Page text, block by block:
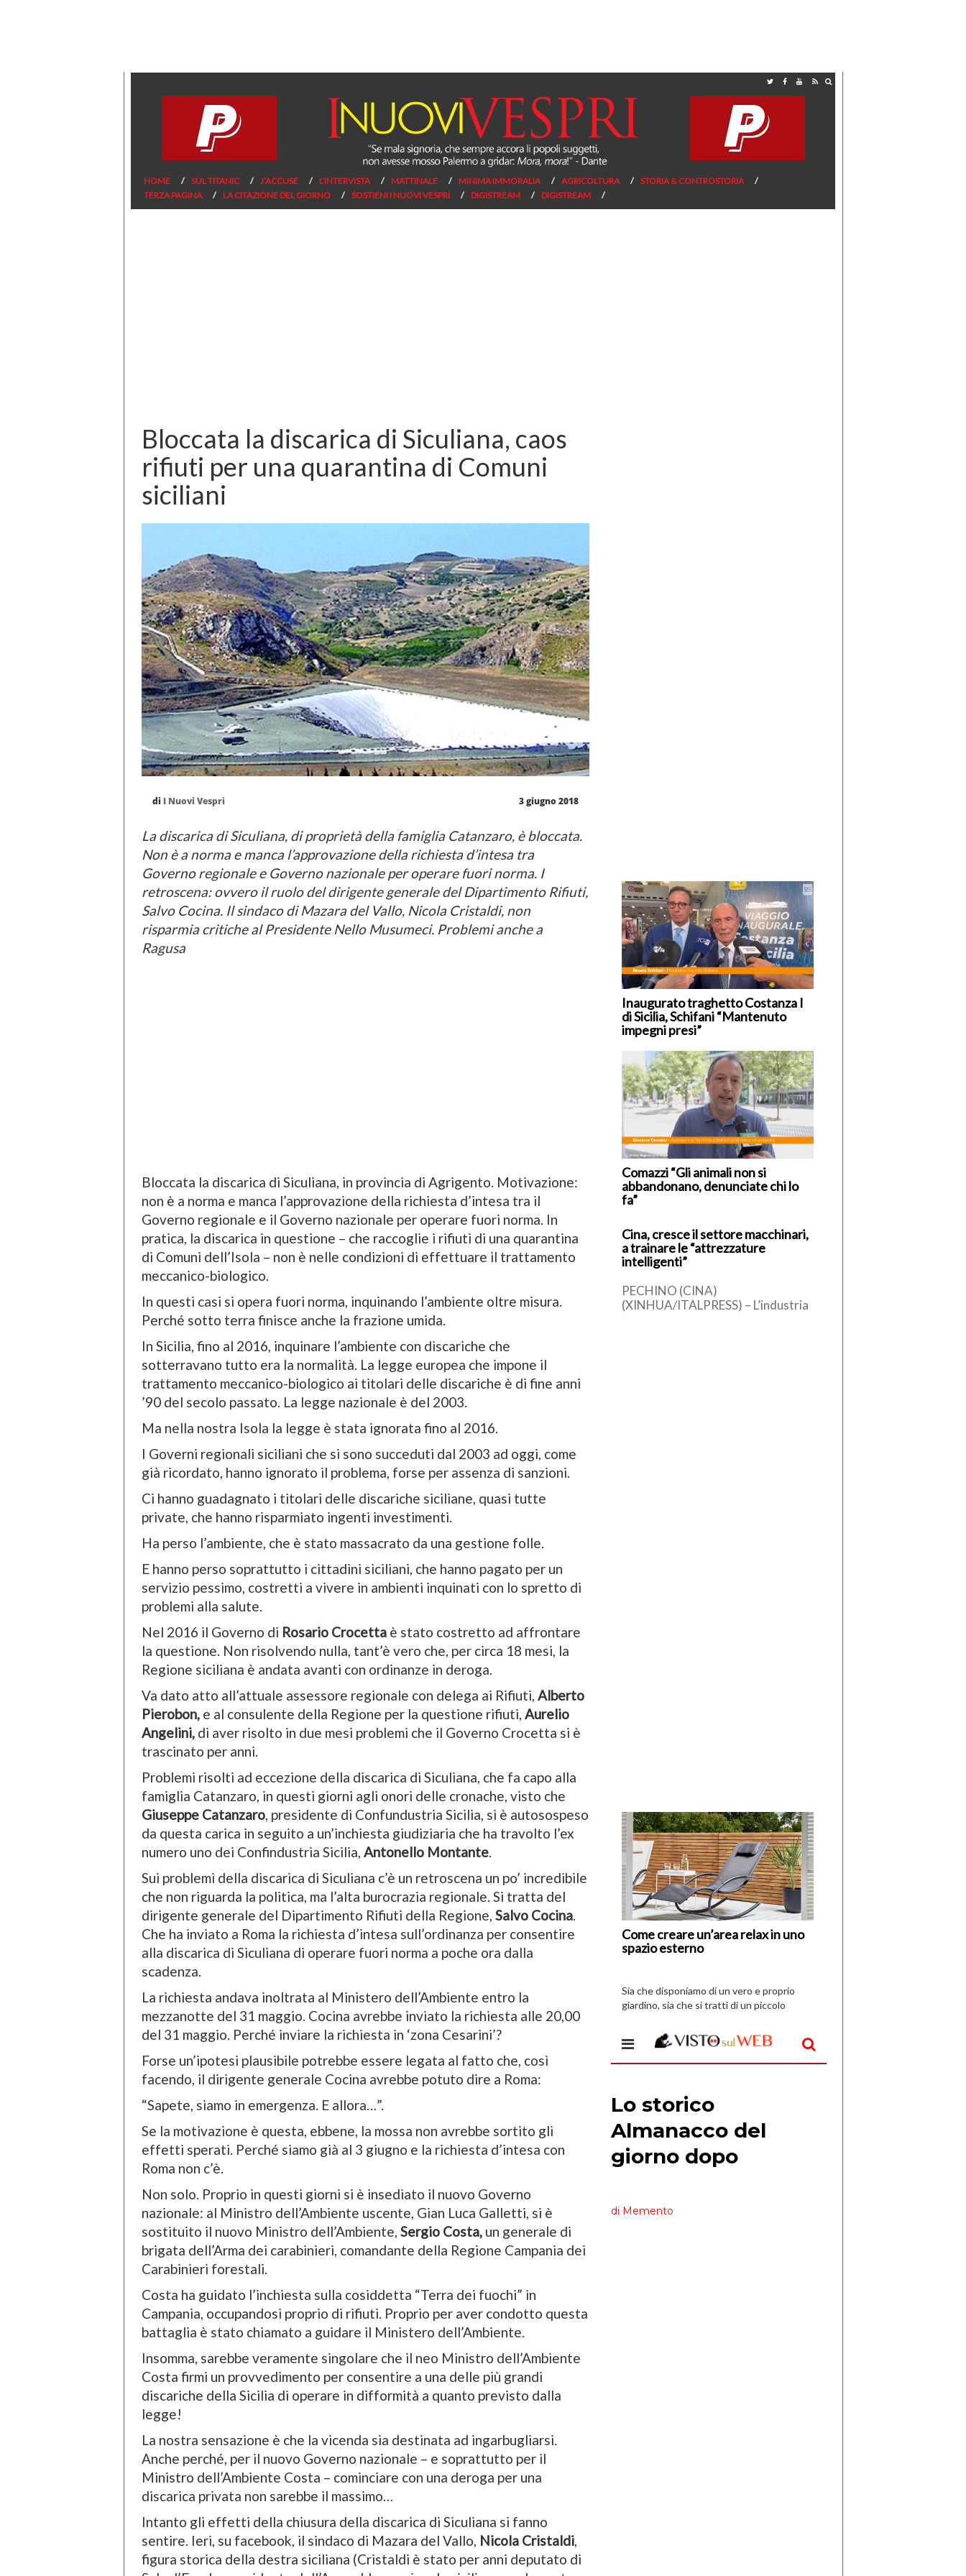
HOME SUL TITANIC J’ACCUSE L’INTERVISTA MATTINALE MINIMA IMMORALIA AGRICOLTURA
STORIA & CONTROSTORIA
TERZA PAGINA
LA CITAZIONE DEL GIORNO SOSTIENI I NUOVI VESPRI DIGISTREAM DIGISTREAM
Bloccata la discarica di Siculiana, caos
rifiuti per una quarantina di Comuni
siciliani
di I Nuovi Vespri 3 giugno 2018
La discarica di Siculiana, di proprietà della famiglia Catanzaro, è bloccata.
Non è a norma e manca l’approvazione della richiesta d’intesa tra
Governo regionale e Governo nazionale per operare fuori norma. I
retroscena: ovvero il ruolo del dirigente generale del Dipartimento Rifiuti,
Salvo Cocina. Il sindaco di Mazara del Vallo, Nicola Cristaldi, non
risparmia critiche al Presidente Nello Musumeci. Problemi anche a
Ragusa
Bloccata la discarica di Siculiana, in provincia di Agrigento. Motivazione:
non è a norma e manca l’approvazione della richiesta d’intesa tra il
Governo regionale e il Governo nazionale per operare fuori norma. In
pratica, la discarica in questione – che raccoglie i rifiuti di una quarantina
di Comuni dell’Isola – non è nelle condizioni di effettuare il trattamento
meccanico-biologico.
In questi casi si opera fuori norma, inquinando l’ambiente oltre misura.
Perché sotto terra finisce anche la frazione umida.
In Sicilia, fino al 2016, inquinare l’ambiente con discariche che
sotterravano tutto era la normalità. La legge europea che impone il
trattamento meccanico-biologico ai titolari delle discariche è di fine anni
’90 del secolo passato. La legge nazionale è del 2003.
Ma nella nostra Isola la legge è stata ignorata fino al 2016.
I Governi regionali siciliani che si sono succeduti dal 2003 ad oggi, come
già ricordato, hanno ignorato il problema, forse per assenza di sanzioni.
Ci hanno guadagnato i titolari delle discariche siciliane, quasi tutte
private, che hanno risparmiato ingenti investimenti.
Ha perso l’ambiente, che è stato massacrato da una gestione folle.
E hanno perso soprattutto i cittadini siciliani, che hanno pagato per un
servizio pessimo, costretti a vivere in ambienti inquinati con lo spretto di
problemi alla salute.
Nel 2016 il Governo di Rosario Crocetta è stato costretto ad affrontare
la questione. Non risolvendo nulla, tant’è vero che, per circa 18 mesi, la
Regione siciliana è andata avanti con ordinanze in deroga.
Va dato atto all’attuale assessore regionale con delega ai Rifiuti, Alberto
Pierobon, e al consulente della Regione per la questione rifiuti, Aurelio
Angelini, di aver risolto in due mesi problemi che il Governo Crocetta si è
trascinato per anni.
Problemi risolti ad eccezione della discarica di Siculiana, che fa capo alla
famiglia Catanzaro, in questi giorni agli onori delle cronache, visto che
Giuseppe Catanzaro, presidente di Confundustria Sicilia, si è autosospeso
da questa carica in seguito a un’inchiesta giudiziaria che ha travolto l’ex
numero uno dei Confindustria Sicilia, Antonello Montante.
Sui problemi della discarica di Siculiana c’è un retroscena un po’ incredibile
che non riguarda la politica, ma l’alta burocrazia regionale. Si tratta del
dirigente generale del Dipartimento Rifiuti della Regione, Salvo Cocina.
Che ha inviato a Roma la richiesta d’intesa sull’ordinanza per consentire
alla discarica di Siculiana di operare fuori norma a poche ora dalla
scadenza.
La richiesta andava inoltrata al Ministero dell’Ambiente entro la
mezzanotte del 31 maggio. Cocina avrebbe inviato la richiesta alle 20,00
del 31 maggio. Perché inviare la richiesta in ‘zona Cesarini’?
Forse un’ipotesi plausibile potrebbe essere legata al fatto che, così
facendo, il dirigente generale Cocina avrebbe potuto dire a Roma:
“Sapete, siamo in emergenza. E allora…”.
Se la motivazione è questa, ebbene, la mossa non avrebbe sortito gli
effetti sperati. Perché siamo già al 3 giugno e la richiesta d’intesa con
Roma non c’è.
Non solo. Proprio in questi giorni si è insediato il nuovo Governo
nazionale: al Ministro dell’Ambiente uscente, Gian Luca Galletti, si è
sostituito il nuovo Ministro dell’Ambiente, Sergio Costa, un generale di
brigata dell’Arma dei carabinieri, comandante della Regione Campania dei
Carabinieri forestali.
Costa ha guidato l’inchiesta sulla cosiddetta “Terra dei fuochi” in
Campania, occupandosi proprio di rifiuti. Proprio per aver condotto questa
battaglia è stato chiamato a guidare il Ministero dell’Ambiente.
Insomma, sarebbe veramente singolare che il neo Ministro dell’Ambiente
Costa firmi un provvedimento per consentire a una delle più grandi
discariche della Sicilia di operare in difformità a quanto previsto dalla
legge!
La nostra sensazione è che la vicenda sia destinata ad ingarbugliarsi.
Anche perché, per il nuovo Governo nazionale – e soprattutto per il
Ministro dell’Ambiente Costa – cominciare con una deroga per una
discarica privata non sarebbe il massimo…
Intanto gli effetti della chiusura della discarica di Siculiana si fanno
sentire. Ieri, su facebook, il sindaco di Mazara del Vallo, Nicola Cristaldi,
figura storica della destra siciliana (Cristaldi è stato per anni deputato di
Inaugurato traghetto Costanza I
di Sicilia, Schifani “Mantenuto
impegni presi”
Comazzi “Gli animali non si
abbandonano, denunciate chi lo
fa”
Cina, cresce il settore macchinari,
a trainare le “attrezzature
intelligenti”
PECHINO (CINA)
(XINHUA/ITALPRESS) – L’industria
Come creare un’area relax in uno
spazio esterno
di
I
Vespri
Sia che disponiamo di un vero e proprio
giardino, sia che si tratti di un piccolo